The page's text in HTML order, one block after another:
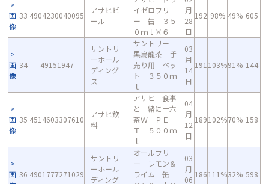
画
像
33 4904230040095
アサヒビ
ール
イゼロフリ
ー 缶 ３５
０ｍｌ×６
月
28
日
192 98% 49% 605
画
像
34 49151947
サントリ
ーホール
ディング
ス
サントリー
黒烏龍茶 手
売り用 ペッ
ト ３５０ｍ
ｌ
03
月
14
日
191 103%91% 144
画
像
35 4514603307610
アサヒ飲
料
アサヒ 食事
と一緒に十六
茶Ｗ ＰＥ
Ｔ ５００ｍ
ｌ
04
月
12
日
189102%70% 158
画 36 4901777271029
サントリ
ーホール
ディング
オールフリ
ー レモン＆
ライム 缶
03
月
06
186111%32% 598